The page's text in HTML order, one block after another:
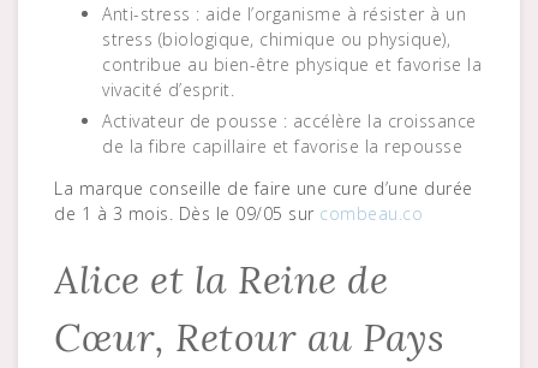
Anti-stress : aide l’organisme à résister à un
stress (biologique, chimique ou physique),
contribue au bien-être physique et favorise la
vivacité d’esprit.
Activateur de pousse : accélère la croissance
de la fibre capillaire et favorise la repousse
La marque conseille de faire une cure d’une durée
de 1 à 3 mois. Dès le 09/05 sur combeau.co
Alice et la Reine de
Cœur, Retour au Pays